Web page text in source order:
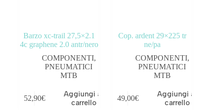
Barzo xc-trail 27,5×2.1
4c graphene 2.0 antr/nero
COMPONENTI,
PNEUMATICI
MTB
52,90€
Aggiungi al
carrello
Cop. ardent 29×225 tr
ne/pa
COMPONENTI,
PNEUMATICI
MTB
49,00€
Aggiungi al
carrello